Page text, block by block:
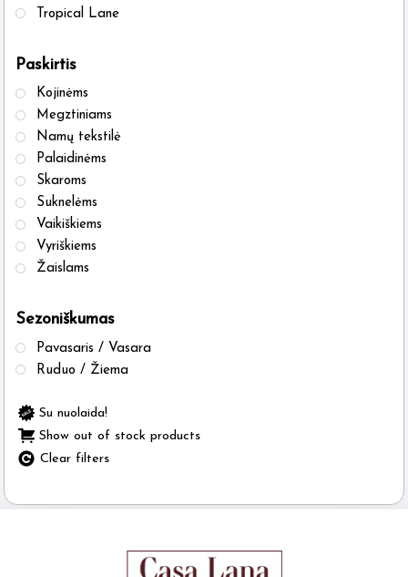
Tropical Lane
Paskirtis
Kojinėms
Megztiniams
Namų tekstilė
Palaidinėms
Skaroms
Suknelėms
Vaikiškiems
Vyriškiems
Žaislams
Sezoniškumas
Pavasaris / Vasara
Ruduo / Žiema
Su nuolaida!
Show out of stock products
Clear filters